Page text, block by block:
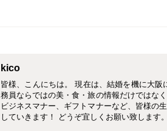
kico
皆様、こんにちは。 現在は、結婚を機に大
務員ならではの美・食・旅の情報だけではな
ビジネスマナー、ギフトマナーなど、皆様の
していきます！ どうぞ宜しくお願い致します。